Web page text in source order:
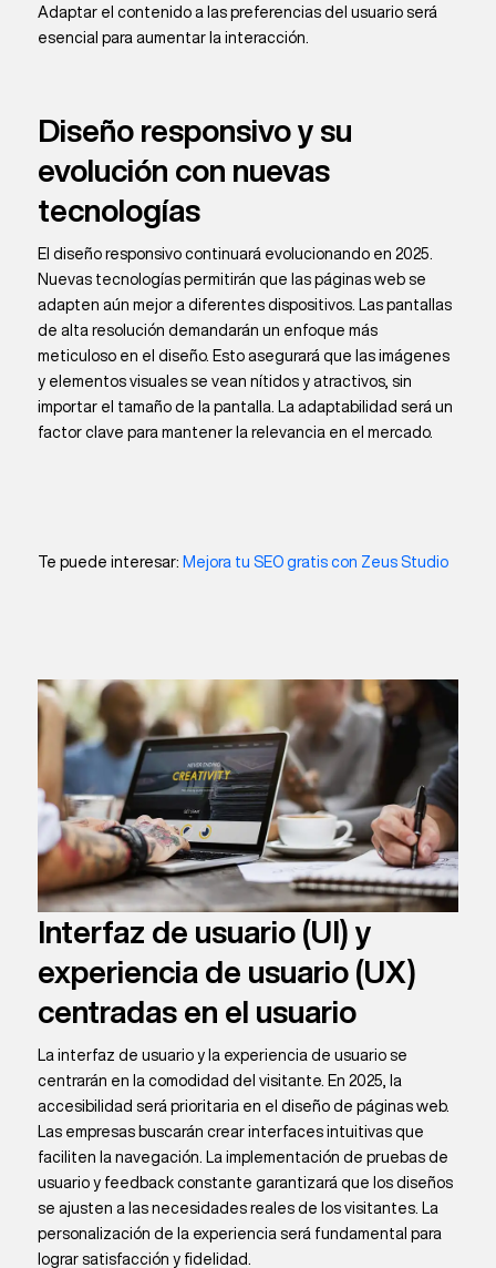
Adaptar el contenido a las preferencias del usuario será
esencial para aumentar la interacción.
Diseño responsivo y su
evolución con nuevas
tecnologías
El diseño responsivo continuará evolucionando en 2025.
Nuevas tecnologías permitirán que las páginas web se
adapten aún mejor a diferentes dispositivos. Las pantallas
de alta resolución demandarán un enfoque más
meticuloso en el diseño. Esto asegurará que las imágenes
y elementos visuales se vean nítidos y atractivos, sin
importar el tamaño de la pantalla. La adaptabilidad será un
factor clave para mantener la relevancia en el mercado.
Te puede interesar: Mejora tu SEO gratis con Zeus Studio
Interfaz de usuario (UI) y
experiencia de usuario (UX)
centradas en el usuario
La interfaz de usuario y la experiencia de usuario se
centrarán en la comodidad del visitante. En 2025, la
accesibilidad será prioritaria en el diseño de páginas web.
Las empresas buscarán crear interfaces intuitivas que
faciliten la navegación. La implementación de pruebas de
usuario y feedback constante garantizará que los diseños
se ajusten a las necesidades reales de los visitantes. La
personalización de la experiencia será fundamental para
lograr satisfacción y fidelidad.